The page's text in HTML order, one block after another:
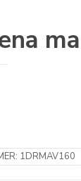
1DRMAV160